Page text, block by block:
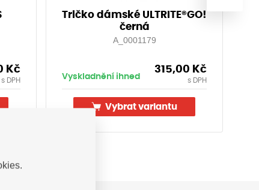
Kč
s DPH
Tričko dámské ULTRITE®GO!
černá
A_0001179
Vyskladnění ihned
315,00 Kč
s DPH
Vybrat variantu